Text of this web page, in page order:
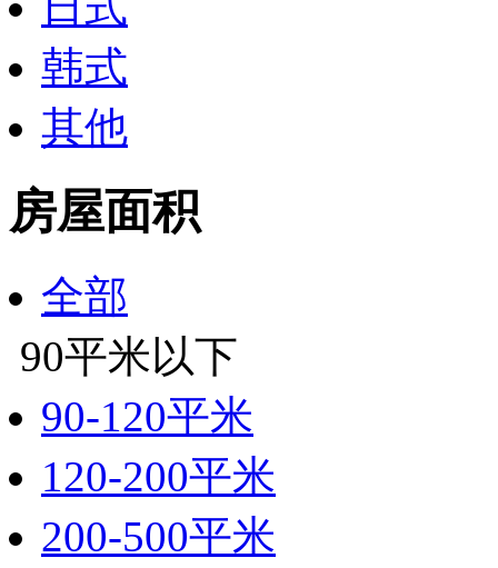
韩式
其他
房屋面积
全部
90平米以下
90-120平米
120-200平米
200-500平米